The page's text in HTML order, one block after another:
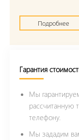
Подробнее
Гарантия
Мы
рассчитанную
телефону.
Мы зададим